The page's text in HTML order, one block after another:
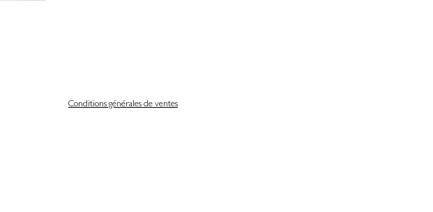
Conditions générales de ventes